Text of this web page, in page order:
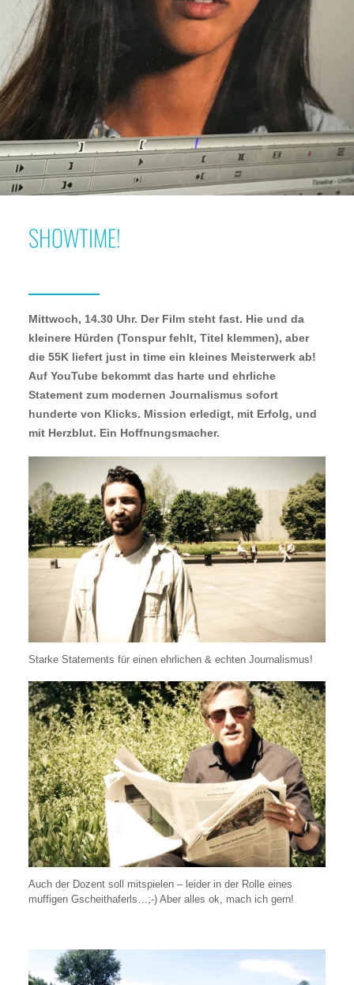
SHOWTIME!
Mittwoch, 14.30 Uhr. Der Film steht fast. Hie und da
kleinere Hürden (Tonspur fehlt, Titel klemmen), aber
die 55K liefert just in time ein kleines Meisterwerk ab!
Auf YouTube bekommt das harte und ehrliche
Statement zum modernen Journalismus sofort
hunderte von Klicks. Mission erledigt, mit Erfolg, und
mit Herzblut. Ein Hoffnungsmacher.
Starke Statements für einen ehrlichen & echten Journalismus!
Auch der Dozent soll mitspielen – leider in der Rolle eines
muffigen Gscheithaferls…;-) Aber alles ok, mach ich gern!